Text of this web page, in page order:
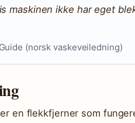
maskinen ikke har eget
(norsk vaskeveiledning)
en flekkfjerner som